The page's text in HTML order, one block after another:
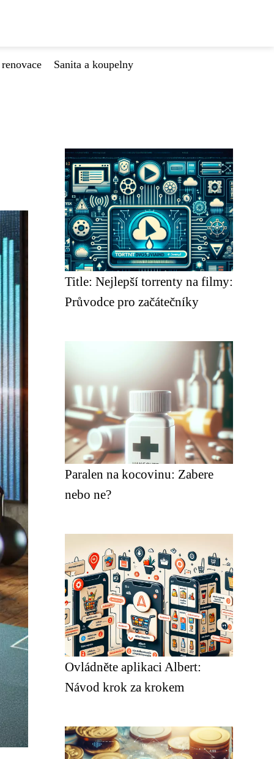
Sanita a koupelny
Title: Nejlepší torrenty na filmy:
Průvodce pro začátečníky
Paralen na kocovinu: Zabere
nebo ne?
Ovládněte aplikaci Albert:
Návod krok za krokem